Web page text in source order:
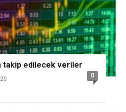
takip edilecek veriler
0